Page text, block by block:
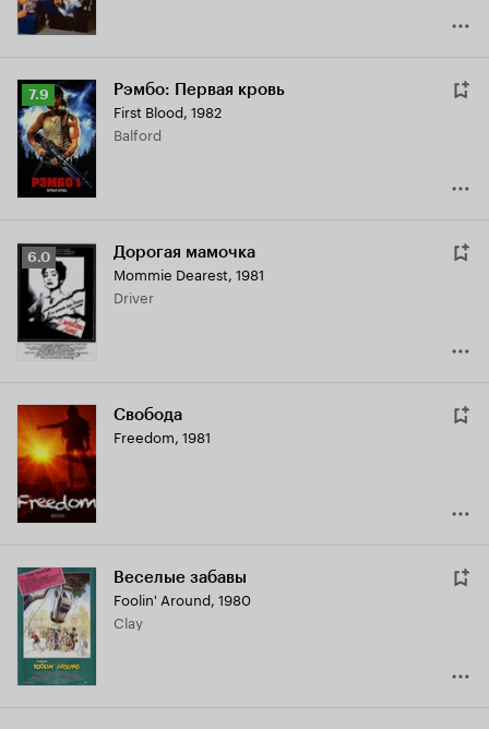
Рейтинг
Кинопоиска
7.9
7.9 Рэмбо: Первая кровь
First Blood, 1982
Balford
Рейтинг
Кинопоиска
6.0
6.0 Дорогая мамочка
Mommie Dearest, 1981
Driver
Свобода
Freedom, 1981
Веселые забавы
Foolin' Around, 1980
Clay